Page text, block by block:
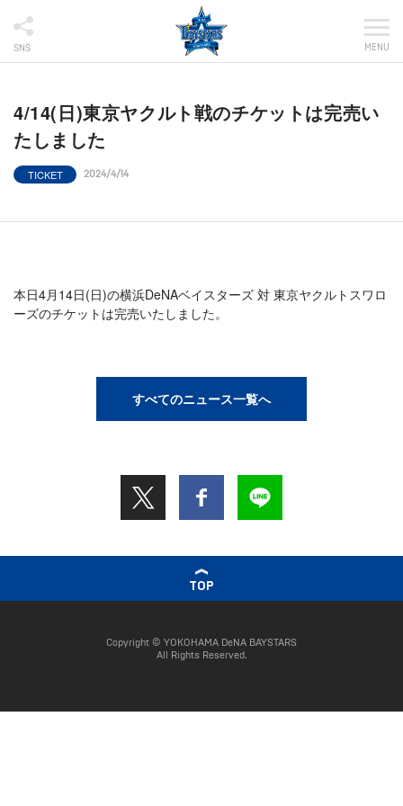
SNS MENU
4/14(日)東京ヤクルト戦のチケットは完売い
たしました
TICKET 2024/4/14
本日4月14日(日)の横浜DeNAベイスターズ 対 東京ヤクルトスワロ
ーズのチケットは完売いたしました。
すべてのニュース一覧へ
TOP
Copyright © YOKOHAMA DeNA BAYSTARS
All Rights Reserved.